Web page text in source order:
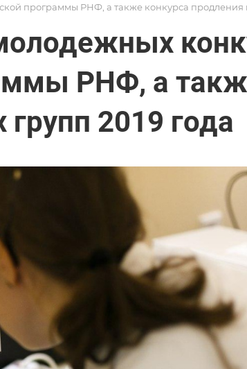
программы РНФ, а также конкурса продления
РНФ, а
2019 года